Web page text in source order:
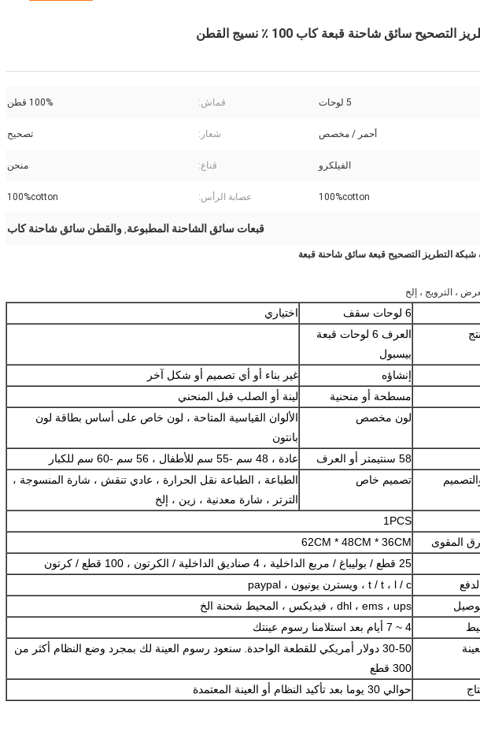
5 لوحات قماش: 100% قطن
أحمر / مخصص شعار: تصحيح
الفيلكرو قناع: منحن
100%cotton عصابة الرأس: 100%cotton
قبعات سائق الشاحنة المطبوعة, والقطن سائق شاحنة كاب
، الترويج ، إلخ
6 لوحات سقف
اختياري
العرف 6 لوحات قبعة
بيسبول
إنشاؤه
غير بناء أو أي تصميم أو شكل آخر
مسطحة أو منحنية
لينة أو الصلب قبل المنحني
لون مخصص
الألوان القياسية المتاحة ، لون خاص على أساس بطاقة لون
بانتون
58 سنتيمتر أو العرف
عادة ، 48 سم -55 سم للأطفال ، 56 سم -60 سم للكبار
تصميم خاص
الطباعة ، الطباعة نقل الحرارة ، عادي تنقش ، شارة المنسوجة ،
الترتر ، شارة معدنية ، زين ، إلخ
1PCS
المقوى
62CM * 48CM * 36CM
25 قطع / بوليباغ / مربع الداخلية ، 4 صناديق الداخلية / الكرتون ، 100 قطع / كرتون
t / t ، l / c ، ويسترن يونيون ، paypal
dhl ، ems ، ups ، فيديكس ، المحيط شحنة الخ
4 ~ 7 أيام بعد استلامنا رسوم عينتك
30-50 دولار أمريكي للقطعة الواحدة.
سنعود رسوم العينة لك بمجرد وضع النظام أكثر من
300 قطع
حوالي 30 يوما بعد تأكيد النظام أو العينة المعتمدة